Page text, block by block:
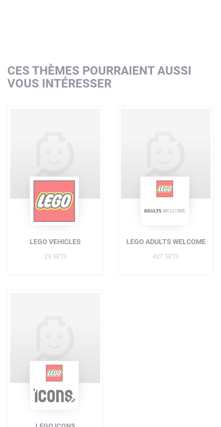
CES THÈMES POURRAIENT AUSSI
VOUS INTÉRESSER
LEGO VEHICLES
29 SETS
LEGO ADULTS WELCOME
427 SETS